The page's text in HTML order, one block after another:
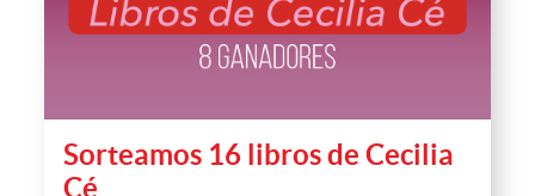
Sorteamos 16 libros de Cecilia
Cé